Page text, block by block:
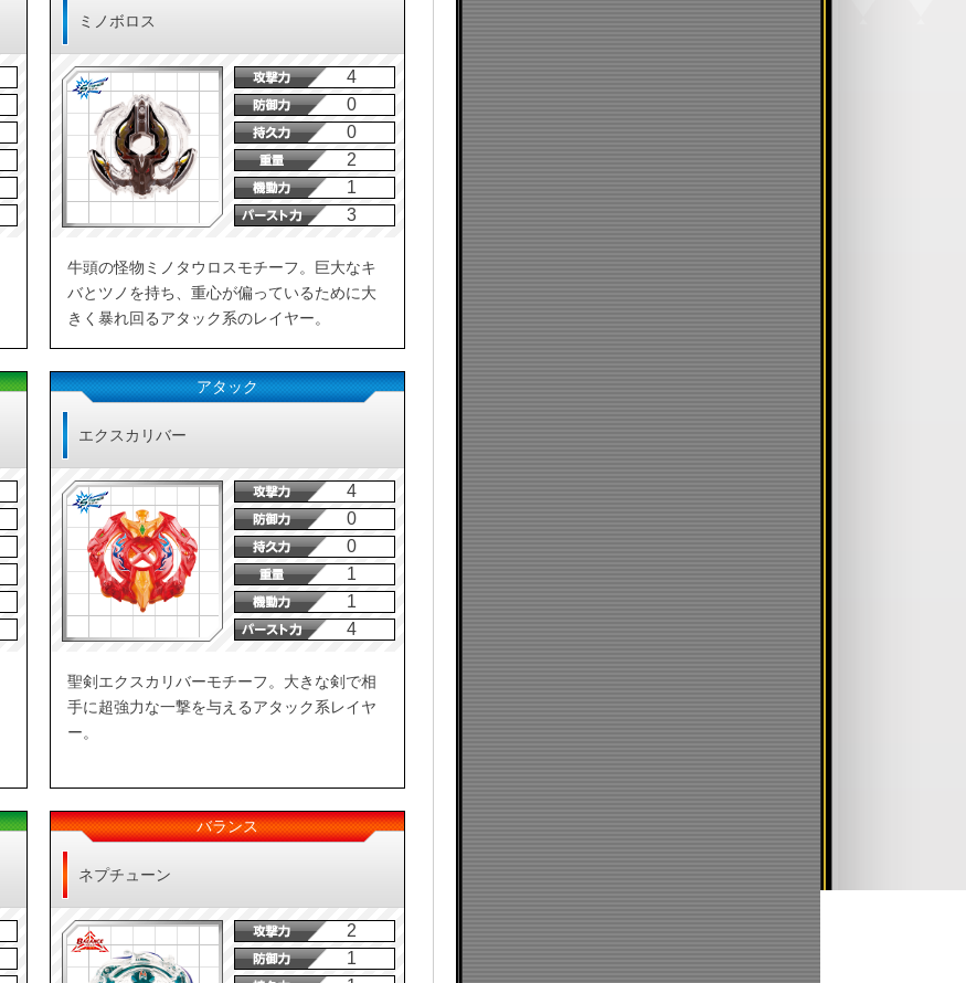
ミノボロス
4
0
0
2
1
3
牛頭の怪物ミノタウロスモチーフ。巨大なキ
バとツノを持ち、重心が偏っているために大
きく暴れ回るアタック系のレイヤー。
アタック
エクスカリバー
4
0
0
1
1
4
聖剣エクスカリバーモチーフ。大きな剣で相
手に超強力な一撃を与えるアタック系レイヤ
ー。
バランス
ネプチューン
2
1